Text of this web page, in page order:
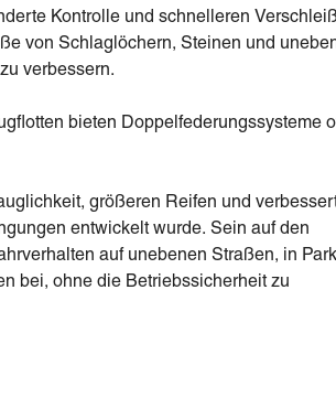
Kontrolle und schnelleren Verschleiß
von Schlaglöchern, Steinen und
verbessern.
bieten Doppelfederungssysteme
größeren Reifen und
entwickelt wurde. Sein auf den
auf unebenen Straßen, in
bei, ohne die Betriebssicherheit zu